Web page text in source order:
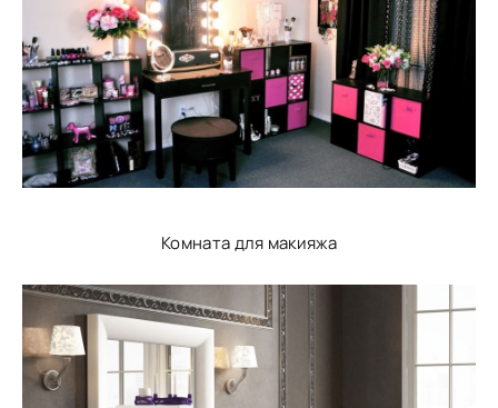
Комната для макияжа